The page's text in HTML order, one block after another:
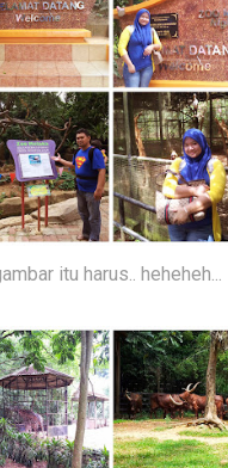
itu harus.. heheheh...